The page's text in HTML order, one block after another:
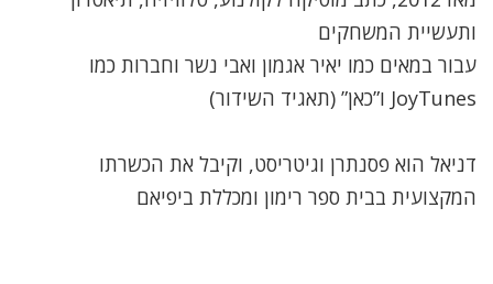
ותעשיית המשחקים
עבור במאים כמו יאיר אגמון ואבי נשר וחברות כמו
JoyTunes ו”כאן” (תאגיד השידור)
דניאל הוא פסנתרן וגיטריסט, וקיבל את הכשרתו
המקצועית בבית ספר רימון ומכללת ביפיאם